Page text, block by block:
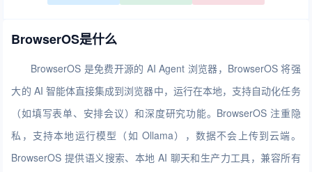
BrowserOS是什么
BrowserOS 是免费开源的 AI Agent 浏览器，BrowserOS 将强
大的 AI 智能体直接集成到浏览器中，运行在本地，支持自动化任务
（如填写表单、安排会议）和深度研究功能。BrowserOS 注重隐
私，支持本地运行模型（如 Ollama），数据不会上传到云端。
BrowserOS 提供语义搜索、本地 AI 聊天和生产力工具，兼容所有